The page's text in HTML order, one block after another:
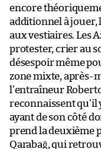
encore
additionnel à jouer,
aux vestiaires. Les
protester, crier au
désespoir même
zone mixte, après-
l’entraîneur
reconnaissent qu’il
ayant de son côté
prend la deuxième
Qarabağ, qui